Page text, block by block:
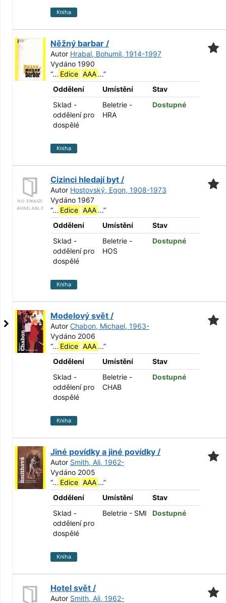
Kniha
Něžný barbar /
Autor Hrabal, Bohumil, 1914-1997
Vydáno 1990
“... Edice AAA ...”
Oddělení
Umístění
Stav
Sklad -
oddělení pro
dospělé
Beletrie -
HRA
Dostupné
Kniha
Cizinci hledají byt /
Autor Hostovský, Egon, 1908-1973
Vydáno 1967
“... Edice AAA ...”
Oddělení
Umístění
Stav
Sklad -
oddělení pro
dospělé
Beletrie -
HOS
Dostupné
Kniha
Modelový svět /
Autor Chabon, Michael, 1963-
Vydáno 2006
“... Edice AAA ...”
Oddělení
Umístění
Stav
Sklad -
oddělení pro
dospělé
Beletrie -
CHAB
Dostupné
Kniha
Jiné povídky a jiné povídky /
Autor Smith, Ali, 1962-
Vydáno 2005
“... Edice AAA ...”
Oddělení
Umístění
Stav
Sklad -
oddělení pro
dospělé
Beletrie - SMI Dostupné
Kniha
Hotel svět /
Autor Smith, Ali, 1962-